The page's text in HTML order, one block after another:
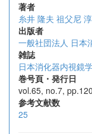
著者
糸井 隆夫 祖父尼 淳
出版者
一般社団法人 日本
雑誌
日本消化器内視鏡
巻号頁・発行日
vol.65, no.7,
参考文献数
25